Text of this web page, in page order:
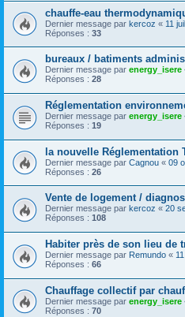
chauffe-eau
Dernier message par kercoz « 11
Réponses : 33
bureaux / batiments
Dernier message par energy_isere
Réponses : 28
Réglementation
Dernier message par energy_isere
Réponses : 19
la nouvelle Réglementation
Dernier message par Cagnou « 09
Réponses : 26
Vente de logement /
Dernier message par kercoz « 20
Réponses : 108
Habiter près de son lieu de
Dernier message par Remundo «
Réponses : 66
Chauffage collectif par
Dernier message par energy_isere
Réponses : 70